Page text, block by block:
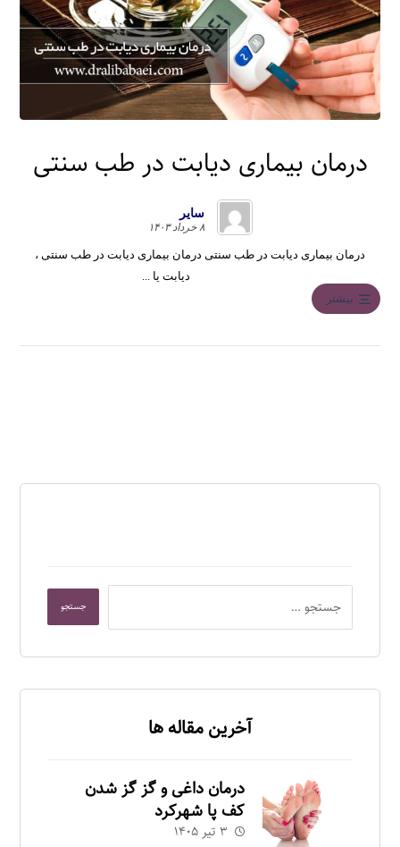
درمان بیماری دیابت در طب سنتی
سایر
۸ خرداد ۱۴۰۳
درمان بیماری دیابت در طب سنتی درمان بیماری دیابت در طب سنتی ،
دیابت یا ...
بیشتر
آخرین مقاله ها
درمان داغی و گز گز شدن
کف پا شهرکرد
۳ تیر ۱۴۰۵